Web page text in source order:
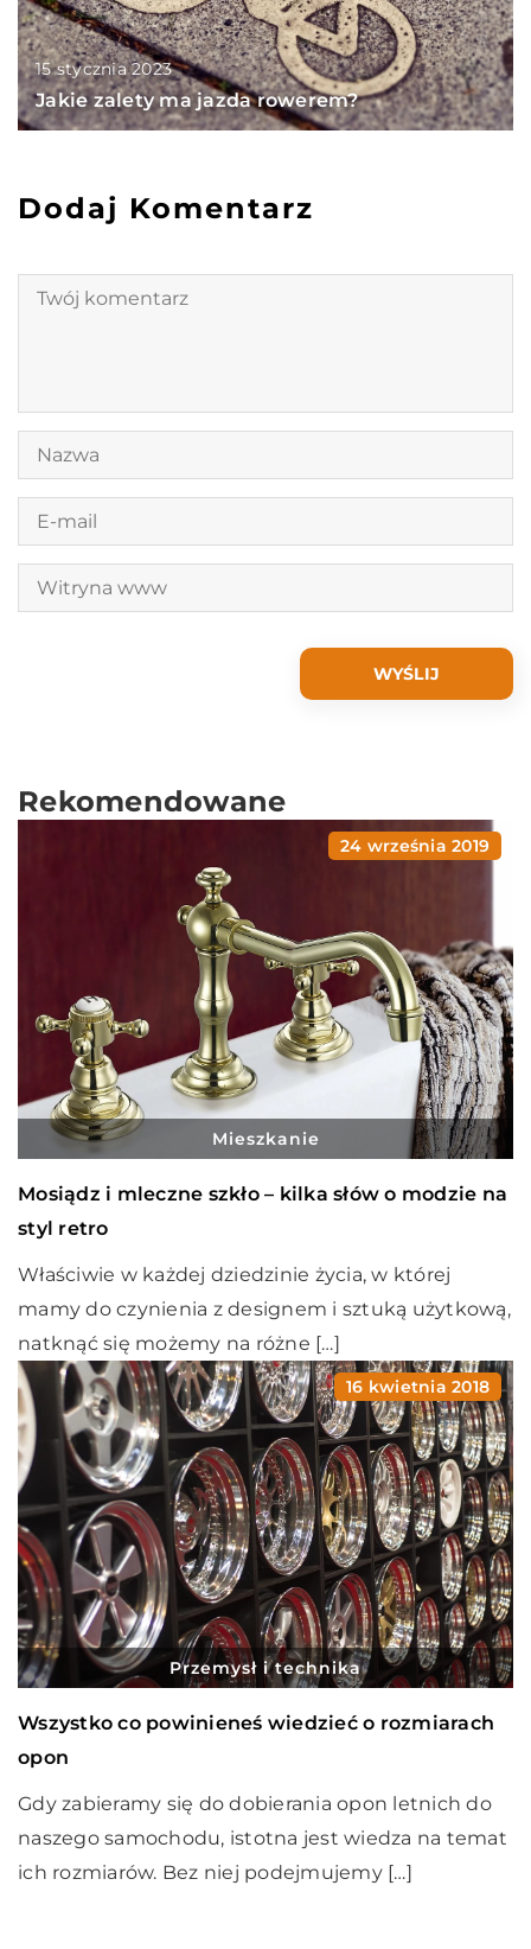
15 stycznia 2023
Jakie zalety ma jazda rowerem?
Dodaj Komentarz
Rekomendowane
24 września 2019
Mieszkanie
Mosiądz i mleczne szkło – kilka słów o modzie na
styl retro
Właściwie w każdej dziedzinie życia, w której
mamy do czynienia z designem i sztuką użytkową,
natknąć się możemy na różne […]
16 kwietnia 2018
Przemysł i technika
Wszystko co powinieneś wiedzieć o rozmiarach
opon
Gdy zabieramy się do dobierania opon letnich do
naszego samochodu, istotna jest wiedza na temat
ich rozmiarów. Bez niej podejmujemy […]